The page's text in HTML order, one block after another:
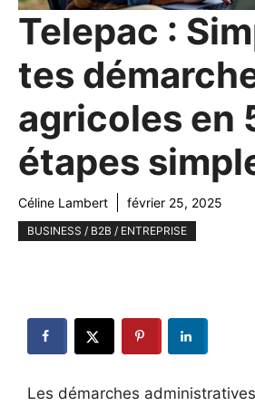
Telepac :
tes
agricoles en
étapes
Céline Lambert février 25, 2025
BUSINESS / B2B / ENTREPRISE
Les démarches